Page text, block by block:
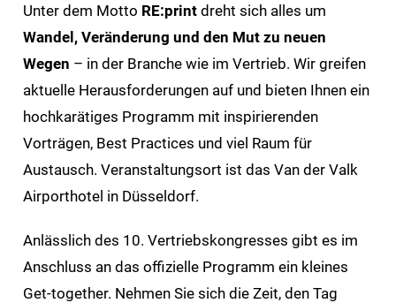
Unter dem Motto RE:printdreht sich alles um
Wandel, Veränderung und den Mut zu neuen
Wegen – in der Branche wie im Vertrieb. Wir greifen
aktuelle Herausforderungen auf und bieten Ihnen ein
hochkarätiges Programm mit inspirierenden
Vorträgen, Best Practices und viel Raum für
Austausch. Veranstaltungsort ist das Van der Valk
Airporthotel in Düsseldorf.
Anlässlich des 10. Vertriebskongresses gibt es im
Anschluss an das offizielle Programm ein kleines
Get-together. Nehmen Sie sich die Zeit, den Tag